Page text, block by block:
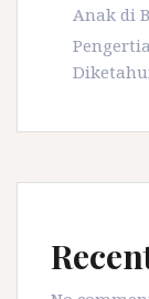
Anak di